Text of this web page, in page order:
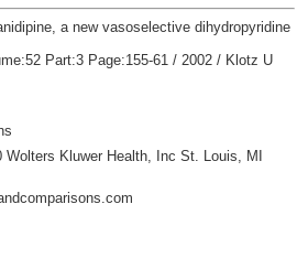
a new vasoselective dihydropyridine
Part:3 Page:155-61 / 2002 / Klotz U
Kluwer Health, Inc St. Louis, MI